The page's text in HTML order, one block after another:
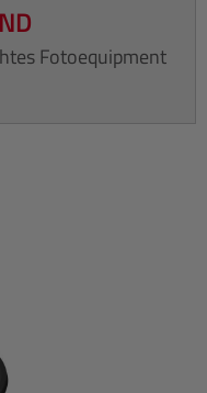
Fotoequipment